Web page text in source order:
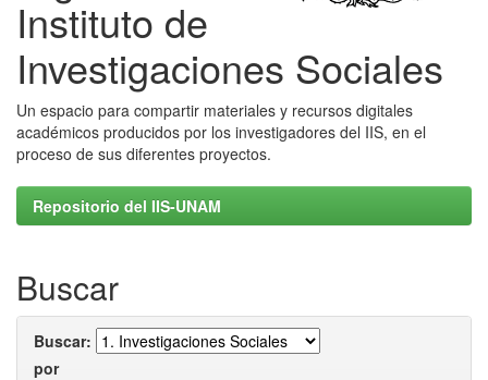
Instituto de
Investigaciones Sociales
Un espacio para compartir materiales y recursos digitales
académicos producidos por los investigadores del IIS, en el
proceso de sus diferentes proyectos.
Repositorio del IIS-UNAM
Buscar
Buscar:
por